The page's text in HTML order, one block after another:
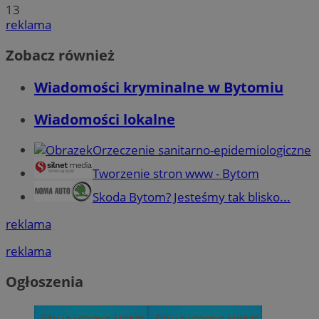
13
reklama
Zobacz również
Wiadomości kryminalne w Bytomiu
Wiadomości lokalne
Orzeczenie sanitarno-epidemiologiczne
Tworzenie stron www - Bytom
Skoda Bytom? Jesteśmy tak blisko...
reklama
reklama
Ogłoszenia